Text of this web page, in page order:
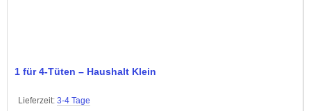
1 für 4-Tüten – Haushalt Klein
Lieferzeit: 3-4 Tage